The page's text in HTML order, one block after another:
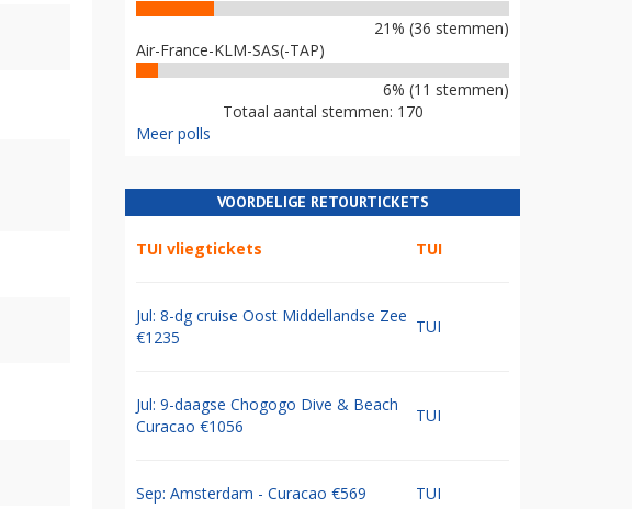
21% (36 stemmen)
Air-France-KLM-SAS(-TAP)
6% (11 stemmen)
Totaal aantal stemmen: 170
Meer polls
VOORDELIGE RETOURTICKETS
TUI vliegtickets TUI
Jul: 8-dg cruise Oost Middellandse Zee
€1235
TUI
Jul: 9-daagse Chogogo Dive & Beach
Curacao €1056
TUI
Sep: Amsterdam - Curacao €569 TUI